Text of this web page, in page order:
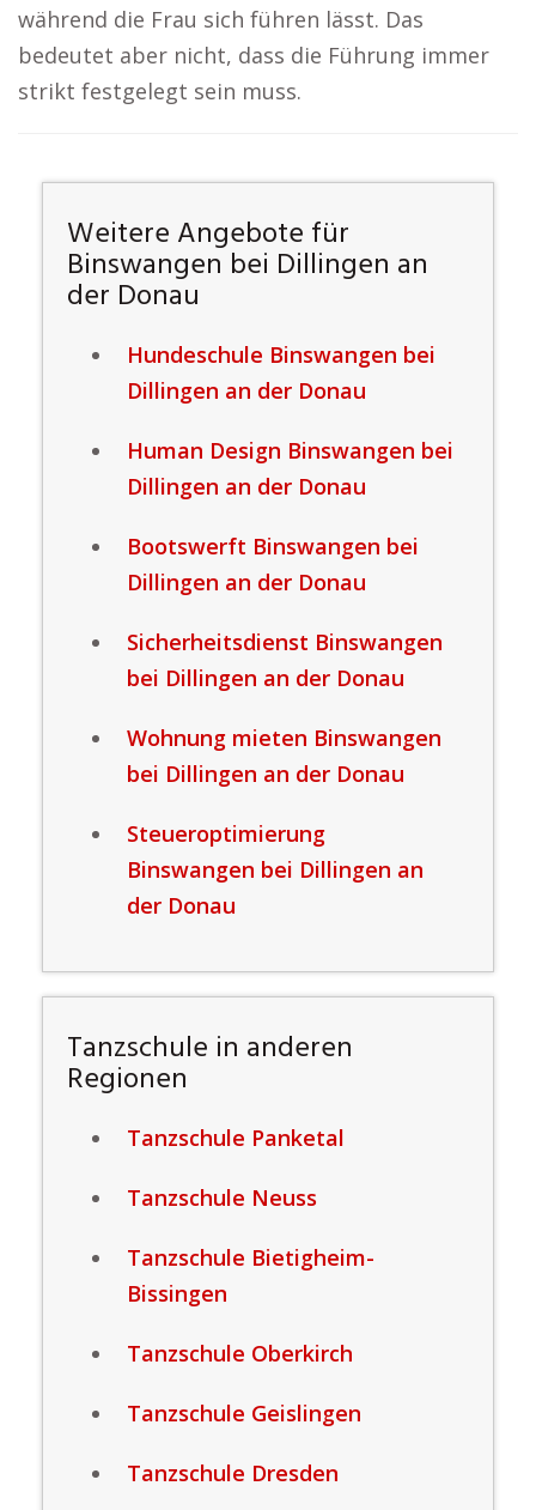
während die Frau sich führen lässt. Das
bedeutet aber nicht, dass die Führung immer
strikt festgelegt sein muss.
Weitere Angebote für
Binswangen bei Dillingen an
der Donau
Hundeschule Binswangen bei
Dillingen an der Donau
Human Design Binswangen bei
Dillingen an der Donau
Bootswerft Binswangen bei
Dillingen an der Donau
Sicherheitsdienst Binswangen
bei Dillingen an der Donau
Wohnung mieten Binswangen
bei Dillingen an der Donau
Steueroptimierung
Binswangen bei Dillingen an
der Donau
Tanzschule in anderen
Regionen
Tanzschule Panketal
Tanzschule Neuss
Tanzschule Bietigheim-
Bissingen
Tanzschule Oberkirch
Tanzschule Geislingen
Tanzschule Dresden